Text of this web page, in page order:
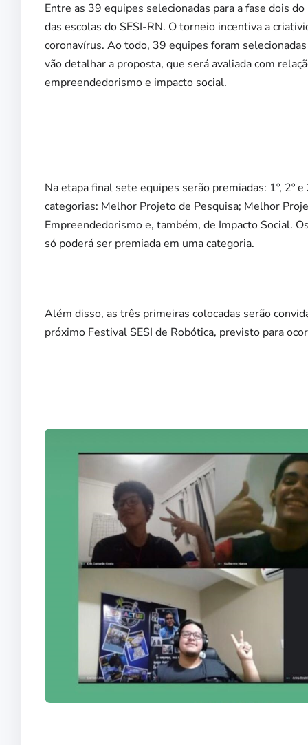
Entre as 39 equipes selecionadas para a fase dois
das escolas do SESI-RN. O torneio incentiva a
coronavírus. Ao todo, 39 equipes foram
vão detalhar a proposta, que será avaliada com
empreendedorismo e impacto social.
Na etapa final sete equipes serão premiadas: 1º, 2º
categorias: Melhor Projeto de Pesquisa; Melhor
Empreendedorismo e, também, de Impacto Social.
só poderá ser premiada em uma categoria.
Além disso, as três primeiras colocadas serão
próximo Festival SESI de Robótica, previsto para